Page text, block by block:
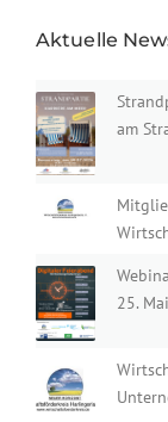
Aktuelle
am
25.